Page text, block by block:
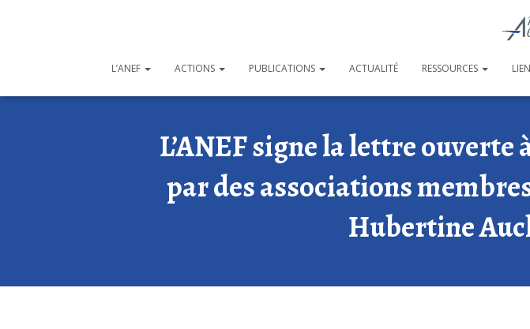
L’ANEF ACTIONS PUBLICATIONS ACTUALITÉ RESSOURCES
L’ANEF signe la lettre
par des associations
Hubertine